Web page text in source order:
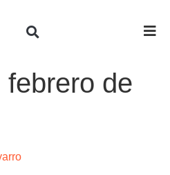
febrero de